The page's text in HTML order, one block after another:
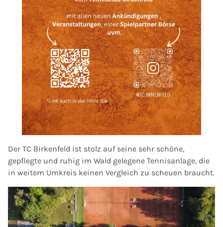
Der TC Birkenfeld ist stolz auf seine sehr schöne,
gepflegte und ruhig im Wald gelegene Tennisanlage, die
in weitem Umkreis keinen Vergleich zu scheuen braucht.